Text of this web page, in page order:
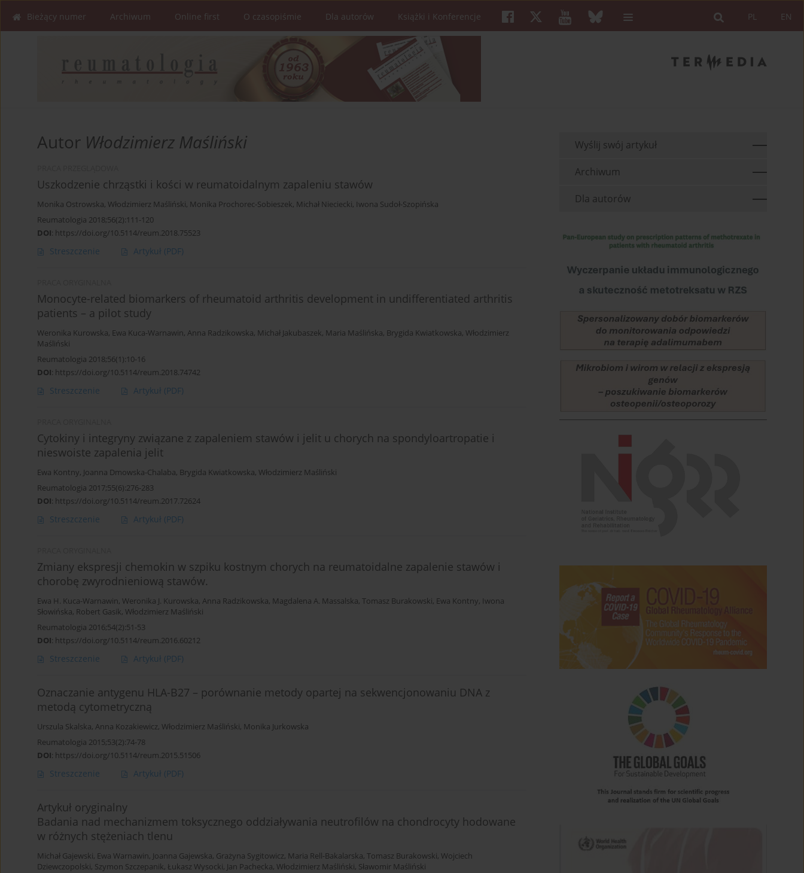
EN
PL
Bieżący numer Archiwum Online first O czasopiśmie Dla autorów Książki i Konferencje
Autor Włodzimierz Maśliński
Uszkodzenie chrząstki i kości w reumatoidalnym zapaleniu stawów
Monika Ostrowska, Włodzimierz Maśliński, Monika Prochorec-Sobieszek, Michał Nieciecki, Iwona Sudoł-Szopińska
Reumatologia 2018;56(2):111-120
DOI: https://doi.org/10.5114/reum.2018.75523
Streszczenie Artykuł (PDF)
Monocyte-related biomarkers of rheumatoid arthritis development in undifferentiated arthritis
patients – a pilot study
Weronika Kurowska, Ewa Kuca-Warnawin, Anna Radzikowska, Michał Jakubaszek, Maria Maślińska, Brygida Kwiatkowska, Włodzimierz
Maśliński
Reumatologia 2018;56(1):10-16
DOI: https://doi.org/10.5114/reum.2018.74742
Streszczenie Artykuł (PDF)
Cytokiny i integryny związane z zapaleniem stawów i jelit u chorych na spondyloartropatie i
nieswoiste zapalenia jelit
Ewa Kontny, Joanna Dmowska-Chalaba, Brygida Kwiatkowska, Włodzimierz Maśliński
Reumatologia 2017;55(6):276-283
DOI: https://doi.org/10.5114/reum.2017.72624
Streszczenie Artykuł (PDF)
Zmiany ekspresji chemokin w szpiku kostnym chorych na reumatoidalne zapalenie stawów i
chorobę zwyrodnieniową stawów.
Ewa H. Kuca-Warnawin, Weronika J. Kurowska, Anna Radzikowska, Magdalena A. Massalska, Tomasz Burakowski, Ewa Kontny, Iwona
Słowińska, Robert Gasik, Włodzimierz Maśliński
Reumatologia 2016;54(2):51-53
DOI: https://doi.org/10.5114/reum.2016.60212
Streszczenie Artykuł (PDF)
Oznaczanie antygenu HLA-B27 – porównanie metody opartej na sekwencjonowaniu DNA z
metodą cytometryczną
Urszula Skalska, Anna Kozakiewicz, Włodzimierz Maśliński, Monika Jurkowska
Reumatologia 2015;53(2):74-78
DOI: https://doi.org/10.5114/reum.2015.51506
Streszczenie Artykuł (PDF)
Artykuł oryginalny
Badania nad mechanizmem toksycznego oddziaływania neutrofilów na chondrocyty hodowane
w różnych stężeniach tlenu
Michał Gajewski, Ewa Warnawin, Joanna Gajewska, Grażyna Sygitowicz, Maria Rell-Bakalarska, Tomasz Burakowski, Wojciech
Dziewczopolski, Szymon Szczepanik, Łukasz Wysocki, Jan Pachecka, Włodzimierz Maśliński, Sławomir Maśliński
Wyślij swój artykuł
Archiwum
Dla autorów